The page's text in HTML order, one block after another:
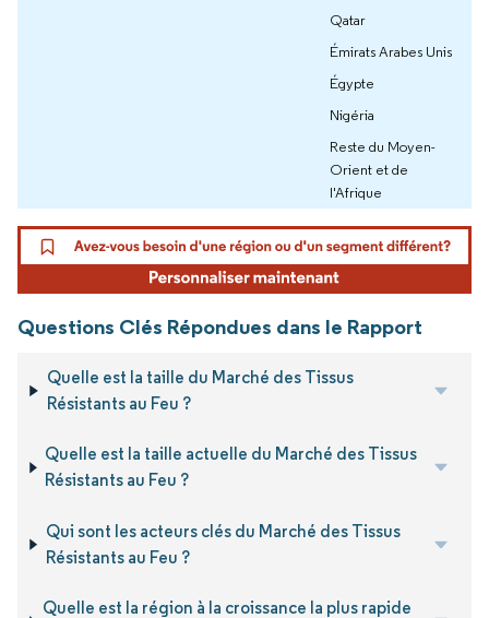
Qatar
Émirats Arabes Unis
Égypte
Nigéria
Reste du Moyen-
Orient et de
l'Afrique
Questions Clés Répondues dans le Rapport
Quelle est la taille du Marché des Tissus
Résistants au Feu ?
Quelle est la taille actuelle du Marché des Tissus
Résistants au Feu ?
Qui sont les acteurs clés du Marché des Tissus
Résistants au Feu ?
Quelle est la région à la croissance la plus rapide